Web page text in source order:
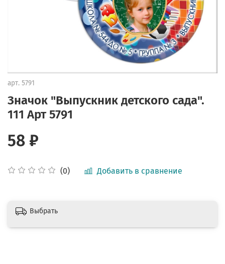
арт. 5791
Значок "Выпускник детского сада".
111 Арт 5791
(0) Добавить в сравнение
58 ₽
Выбрать